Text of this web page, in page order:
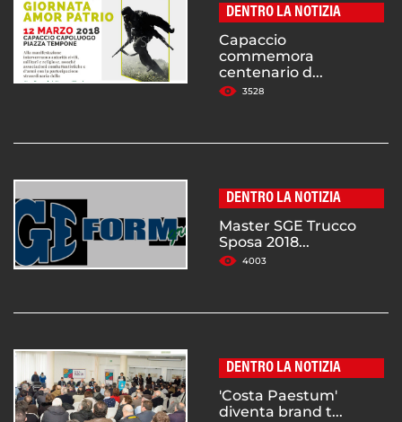
DENTRO LA NOTIZIA
Capaccio
commemora
centenario d...
3528
DENTRO LA NOTIZIA
Master SGE Trucco
Sposa 2018...
4003
DENTRO LA NOTIZIA
'Costa Paestum'
diventa brand t...